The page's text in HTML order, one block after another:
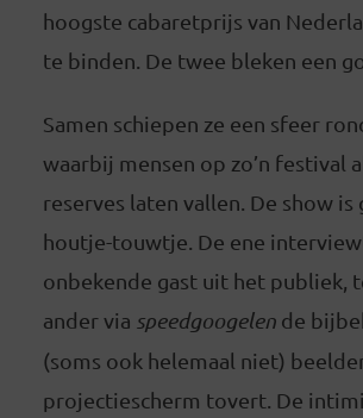
hoogste cabaretprijs van
te binden. De twee bleken een
Samen schiepen ze een sfeer
waarbij mensen op zo’n festival
reserves laten vallen. De show is
houtje-touwtje. De ene
onbekende gast uit het publiek,
ander via speedgoogelende
(soms ook helemaal niet)
projectiescherm tovert. De